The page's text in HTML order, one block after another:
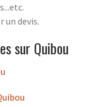
un devis.
sur Quibou